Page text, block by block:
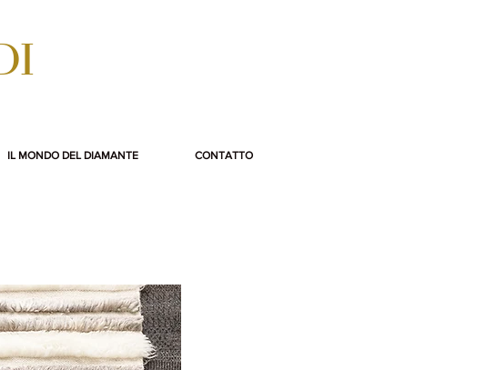
IL MONDO DEL DIAMANTE CONTATTO